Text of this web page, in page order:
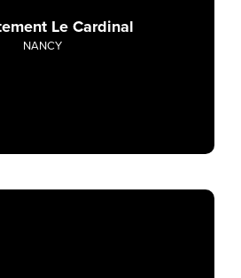
Le Cardinal
NANCY